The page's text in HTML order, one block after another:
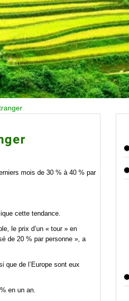
mois de 30 % à 40 % par
cette tendance.
le prix d’un « tour » en
de 20 % par personne », a
que de l’Europe sont eux
en un an.